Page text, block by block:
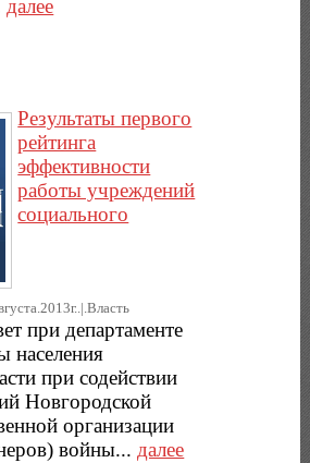
далее
Результаты первого
рейтинга
эффективности
работы учреждений
социального
при департаменте
населения
при содействии
Новгородской
организации
войны...далее